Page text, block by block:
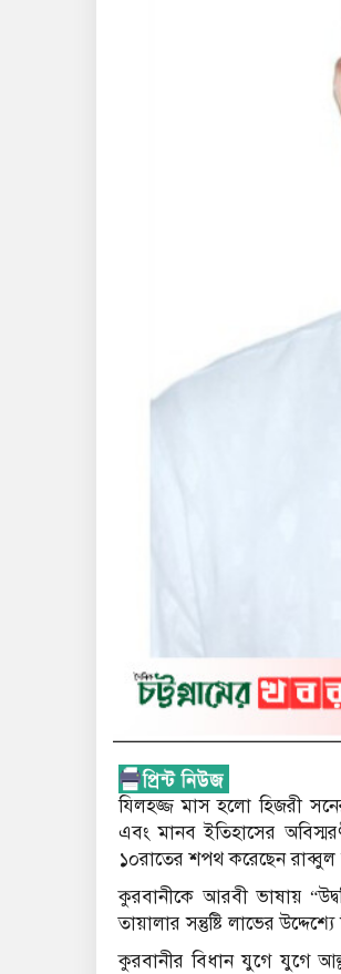
যিলহজ্জ মাস হলো হিজরী
এবং মানব ইতিহাসের
১০রাতের শপথ করেছেন
কুরবানীকে আরবী ভাষায়
তায়ালার সন্তুষ্টি লাভের
কুরবানীর বিধান যুগে যুগে